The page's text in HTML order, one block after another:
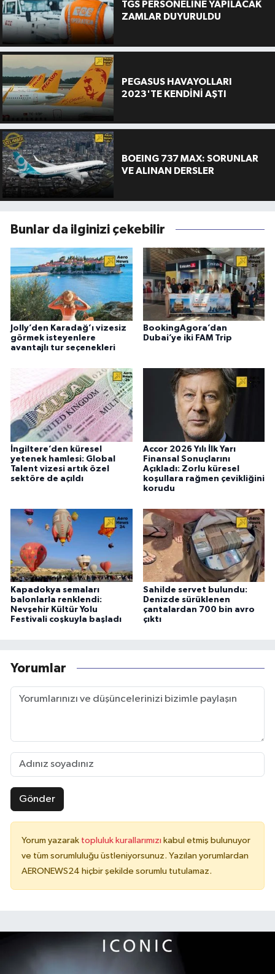
TGS PERSONELİNE YAPILACAK
ZAMLAR DUYURULDU
PEGASUS HAVAYOLLARI
2023'TE KENDİNİ AŞTI
BOEING 737 MAX: SORUNLAR
VE ALINAN DERSLER
Bunlar da ilginizi çekebilir
Jolly’den Karadağ’ı vizesiz
görmek isteyenlere
avantajlı tur seçenekleri
BookingAgora’dan
Dubai’ye iki FAM Trip
İngiltere’den küresel
yetenek hamlesi: Global
Talent vizesi artık özel
sektöre de açıldı
Accor 2026 Yılı İlk Yarı
Finansal Sonuçlarını
Açıkladı: Zorlu küresel
koşullara rağmen çevikliğini
korudu
Kapadokya semaları
balonlarla renklendi:
Nevşehir Kültür Yolu
Festivali coşkuyla başladı
Sahilde servet bulundu:
Denizde sürüklenen
çantalardan 700 bin avro
çıktı
Yorumlar
Gönder
Yorum yazarak topluluk kurallarımızı kabul etmiş bulunuyor
ve tüm sorumluluğu üstleniyorsunuz. Yazılan yorumlardan
AERONEWS24 hiçbir şekilde sorumlu tutulamaz.